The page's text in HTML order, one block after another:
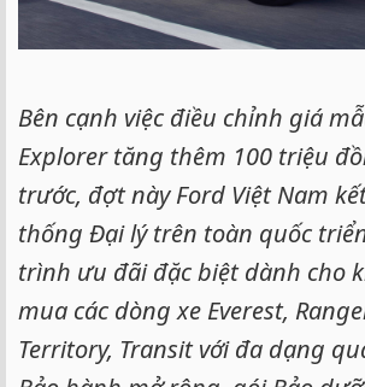
Bên cạnh việc điều chỉnh giá
Explorer tăng thêm 100 triệu
trước, đợt này Ford Việt Nam
thống Đại lý trên toàn quốc
trình ưu đãi đặc biệt dành cho
mua các dòng xe Everest,
Territory, Transit với đa dạng